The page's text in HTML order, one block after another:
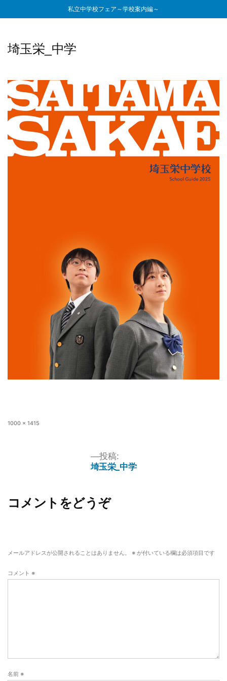
私立中学校フェア～学校案内編～
埼玉栄_中学
1000 × 1415
投稿:
埼玉栄_中学
コメントをどうぞ
メールアドレスが公開されることはありません。 ※ が付いている欄は必須項目です
コメント ※
名前 ※